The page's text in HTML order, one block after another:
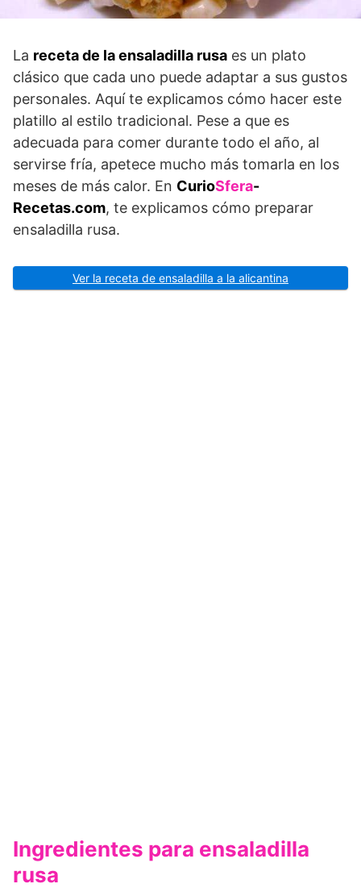
La receta de la ensaladilla rusa es un plato
clásico que cada uno puede adaptar a sus gustos
personales. Aquí te explicamos cómo hacer este
platillo al estilo tradicional. Pese a que es
adecuada para comer durante todo el año, al
servirse fría, apetece mucho más tomarla en los
meses de más calor. En CurioSfera-
Recetas.com, te explicamos cómo preparar
ensaladilla rusa.
Ver la receta de ensaladilla a la alicantina
Ingredientes para ensaladilla
rusa